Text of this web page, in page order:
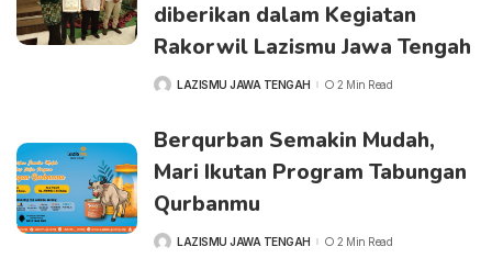
diberikan dalam Kegiatan
Rakorwil Lazismu Jawa Tengah
LAZISMU JAWA TENGAH 2 Min Read
Berqurban Semakin Mudah,
Mari Ikutan Program Tabungan
Qurbanmu
LAZISMU JAWA TENGAH 2 Min Read